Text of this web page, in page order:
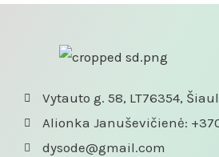
Vytauto g. 58, LT76354,
Alionka Januševičienė:
dysode@gmail.com